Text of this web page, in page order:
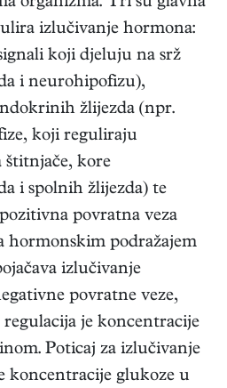
izlučivanje hormona:
koji djeluju na srž
i neurohipofizu),
žlijezda (npr.
koji reguliraju
kore
i spolnih žlijezda) te
povratna veza
hormonskim podražajem
izlučivanje
povratne veze,
regulacija je koncentracije
Poticaj za izlučivanje
koncentracije glukoze u